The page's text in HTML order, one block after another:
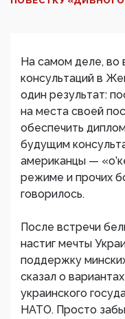
На самом деле, во
консультаций в
один результат:
на места своей
обеспечить
будущим
американцы —
режиме и прочих
говорилось.
После встречи
настиг мечты
поддержку
сказал о
украинского
НАТО. Просто